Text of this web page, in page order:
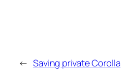
← Saving private Corolla